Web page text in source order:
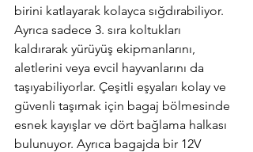
birini katlayarak kolayca sığdırabiliyor.
Ayrıca sadece 3. sıra koltukları
kaldırarak yürüyüş ekipmanlarını,
aletlerini veya evcil hayvanlarını da
taşıyabiliyorlar. Çeşitli eşyaları kolay ve
güvenli taşımak için bagaj bölmesinde
esnek kayışlar ve dört bağlama halkası
bulunuyor. Ayrıca bagajda bir 12V